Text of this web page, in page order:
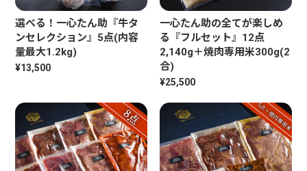
選べる！一心たん助『牛タ
ンセレクション』5点(内容
量最大1.2kg)
¥13,500
一心たん助の全てが楽しめ
る『フルセット』12点
2,140g＋焼肉専用米300g(2
合)
¥25,500